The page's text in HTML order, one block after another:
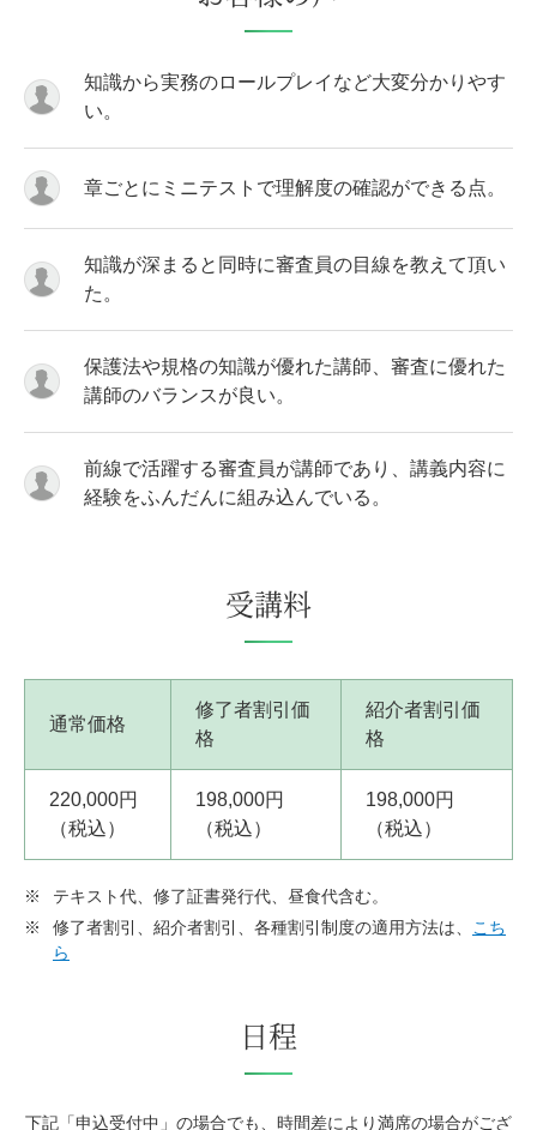
知識から実務のロールプレイなど大変分かりやす
い。
章ごとにミニテストで理解度の確認ができる点。
知識が深まると同時に審査員の目線を教えて頂い
た。
保護法や規格の知識が優れた講師、審査に優れた
講師のバランスが良い。
前線で活躍する審査員が講師であり、講義内容に
経験をふんだんに組み込んでいる。
受講料
通常価格
修了者割引価
格
紹介者割引価
格
220,000円
（税込）
198,000円
（税込）
198,000円
（税込）
※
テキスト代、修了証書発行代、昼食代含む。
※
修了者割引、紹介者割引、各種割引制度の適用方法は、
こち
ら
日程
下記「申込受付中」の場合でも、時間差により満席の場合がござ